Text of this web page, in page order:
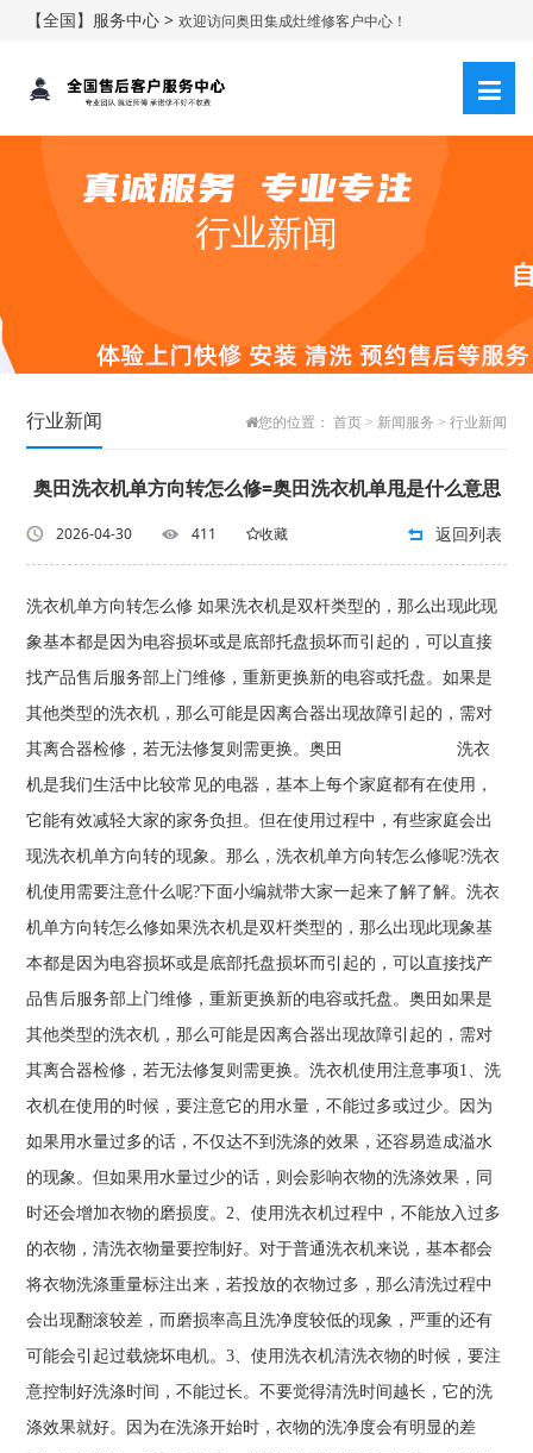
【全国】服务中心 >欢迎访问奥田集成灶维修客户中心！
行业新闻
行业新闻 您的位置： 首页> 新闻服务 > 行业新闻
奥田洗衣机单方向转怎么修=奥田洗衣机单甩是什么意思
2026-04-30 411 收藏 返回列表
洗衣机单方向转怎么修 如果洗衣机是双杆类型的，那么出现此现
象基本都是因为电容损坏或是底部托盘损坏而引起的，可以直接
找产品售后服务部上门维修，重新更换新的电容或托盘。如果是
其他类型的洗衣机，那么可能是因离合器出现故障引起的，需对
其离合器检修，若无法修复则需更换。奥田 洗衣
机是我们生活中比较常见的电器，基本上每个家庭都有在使用，
它能有效减轻大家的家务负担。但在使用过程中，有些家庭会出
现洗衣机单方向转的现象。那么，洗衣机单方向转怎么修呢?洗衣
机使用需要注意什么呢?下面小编就带大家一起来了解了解。洗衣
机单方向转怎么修如果洗衣机是双杆类型的，那么出现此现象基
本都是因为电容损坏或是底部托盘损坏而引起的，可以直接找产
品售后服务部上门维修，重新更换新的电容或托盘。奥田如果是
其他类型的洗衣机，那么可能是因离合器出现故障引起的，需对
其离合器检修，若无法修复则需更换。洗衣机使用注意事项1、洗
衣机在使用的时候，要注意它的用水量，不能过多或过少。因为
如果用水量过多的话，不仅达不到洗涤的效果，还容易造成溢水
的现象。但如果用水量过少的话，则会影响衣物的洗涤效果，同
时还会增加衣物的磨损度。2、使用洗衣机过程中，不能放入过多
的衣物，清洗衣物量要控制好。对于普通洗衣机来说，基本都会
将衣物洗涤重量标注出来，若投放的衣物过多，那么清洗过程中
会出现翻滚较差，而磨损率高且洗净度较低的现象，严重的还有
可能会引起过载烧坏电机。3、使用洗衣机清洗衣物的时候，要注
意控制好洗涤时间，不能过长。不要觉得清洗时间越长，它的洗
涤效果就好。因为在洗涤开始时，衣物的洗净度会有明显的差